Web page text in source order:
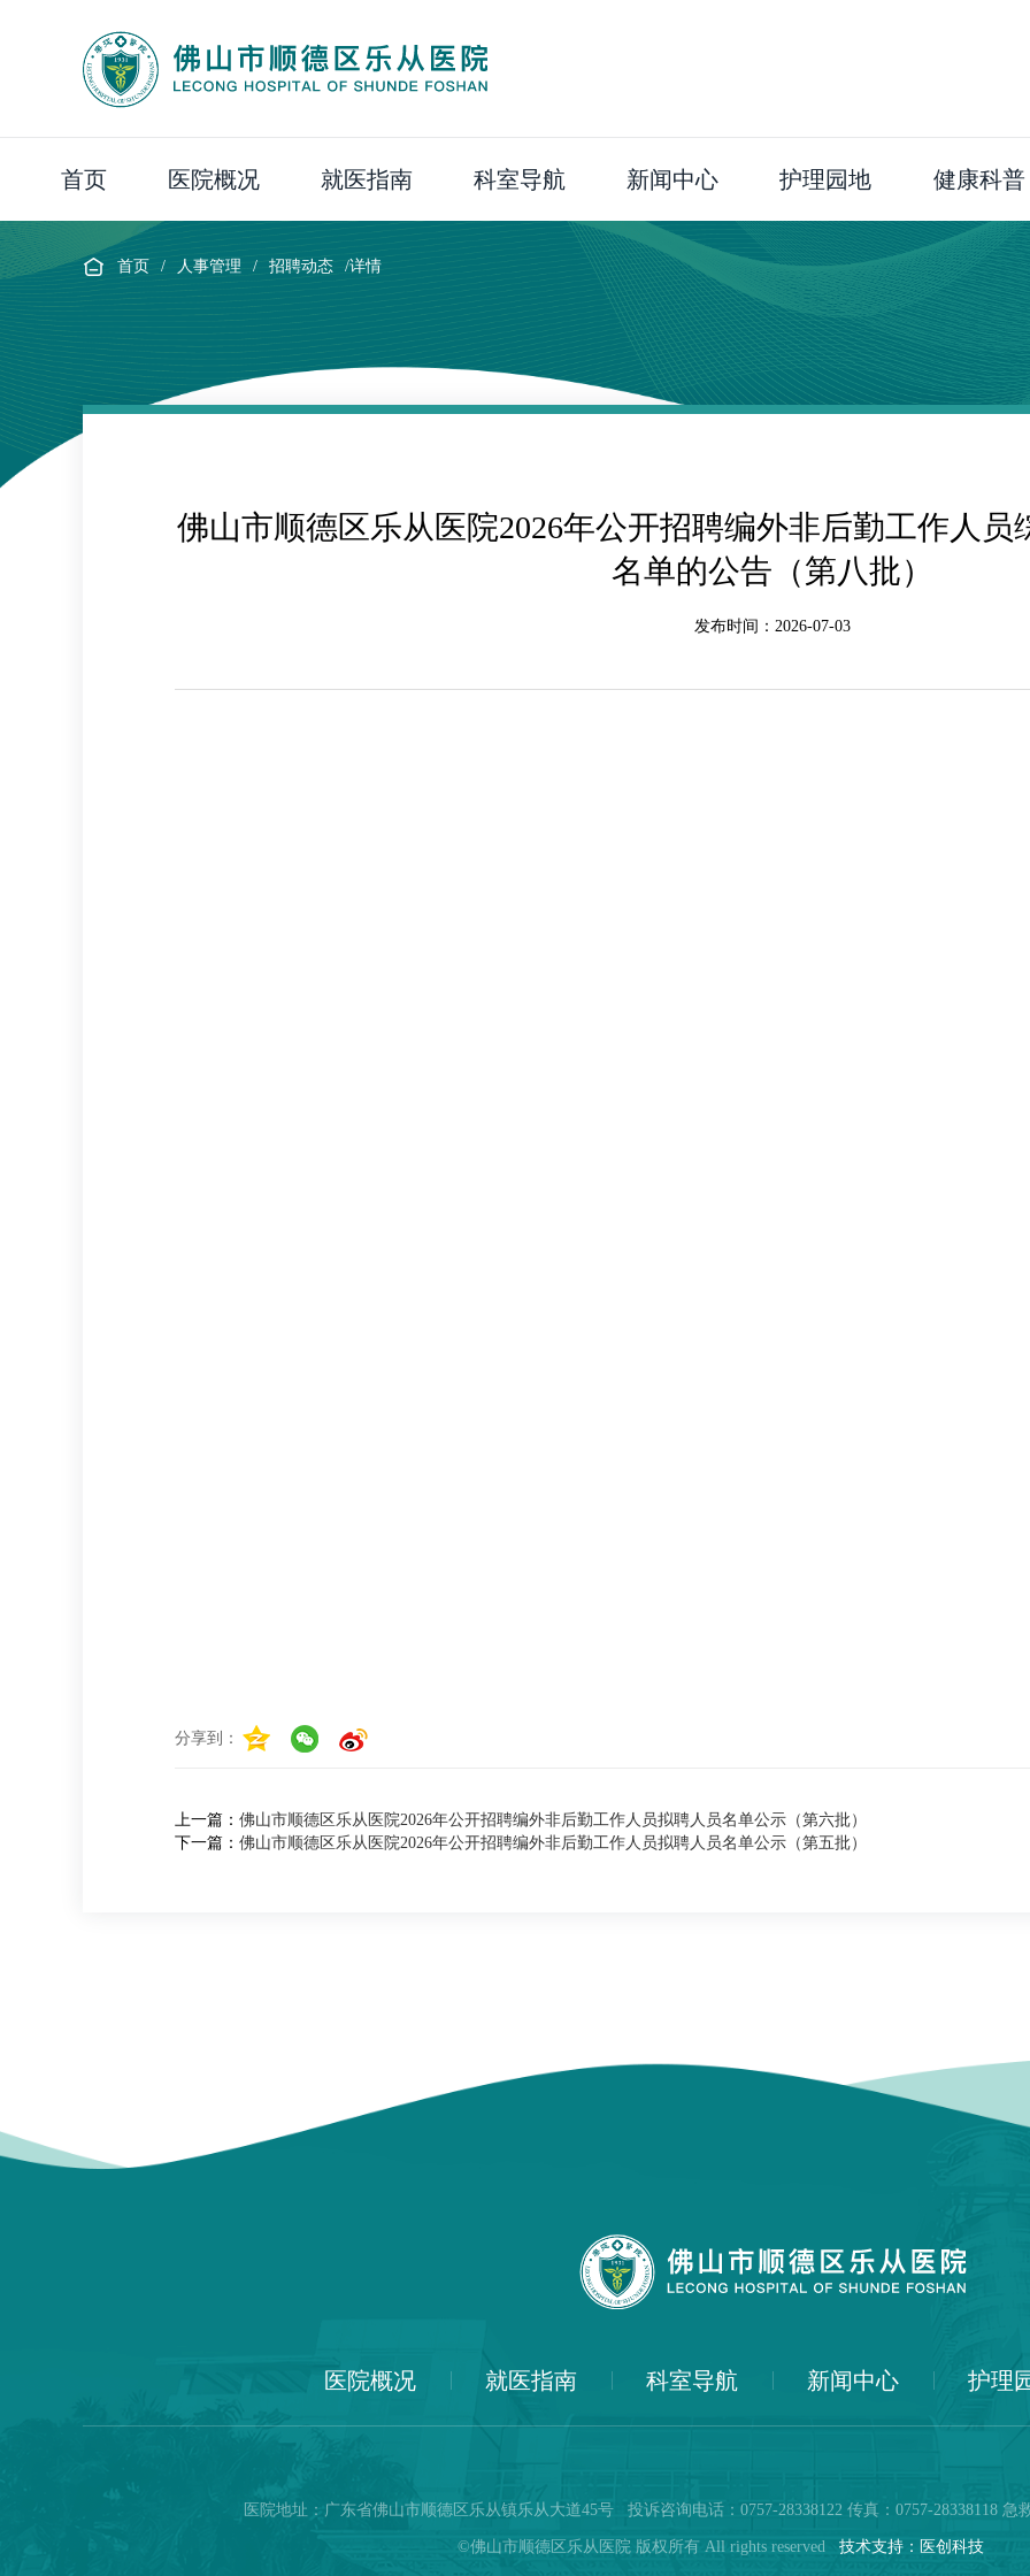
首页 医院概况 就医指南 科室导航 新闻中心 护理园地 健康科普
首页 / 人事管理 / 招聘动态 /详情
佛山市顺德区乐从医院2026年公开招聘编外非后勤工作人
名单的公告（第八批）
发布时间：2026-07-03
分享到：
上一篇： 佛山市顺德区乐从医院2026年公开招聘编外非后勤工作人员拟聘人员名单公示（第六批）
下一篇： 佛山市顺德区乐从医院2026年公开招聘编外非后勤工作人员拟聘人员名单公示（第五批）
医院概况 就医指南 科室导航 新闻中心 护理
医院地址：广东省佛山市顺德区乐从镇乐从大道45号 投诉咨询电话：0757-28338122 传真：0757-28338118
©佛山市顺德区乐从医院 版权所有 All rights reserved 技术支持：医创科技